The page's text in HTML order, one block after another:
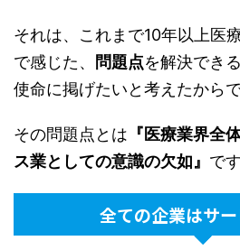
それは、これまで10年以上医
で感じた、
問題点を解決でき
使命に掲げたいと考えたからで
その問題点とは 『医療業界全
ス業としての意識の欠如』 です
全ての企業はサー